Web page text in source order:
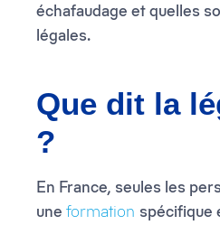
échafaudage et quelles
légales.
Que dit la
?
En France, seules les
une formation spécifique